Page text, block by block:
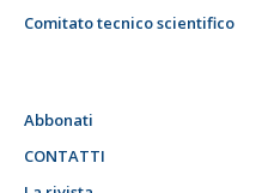
Comitato tecnico scientifico
Abbonati
CONTATTI